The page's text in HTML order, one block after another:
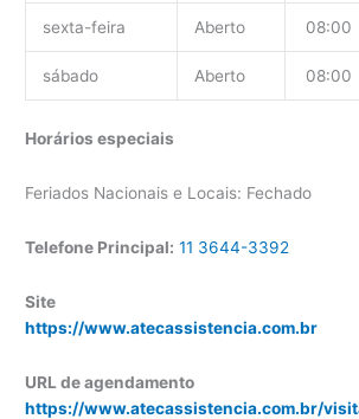
sexta-feira Aberto 08:00
sábado Aberto 08:00
Horários especiais
Feriados Nacionais e Locais: Fechado
Telefone Principal: 11 3644-3392
Site
https://www.atecassistencia.com.br
URL de agendamento
https://www.atecassistencia.com.br/